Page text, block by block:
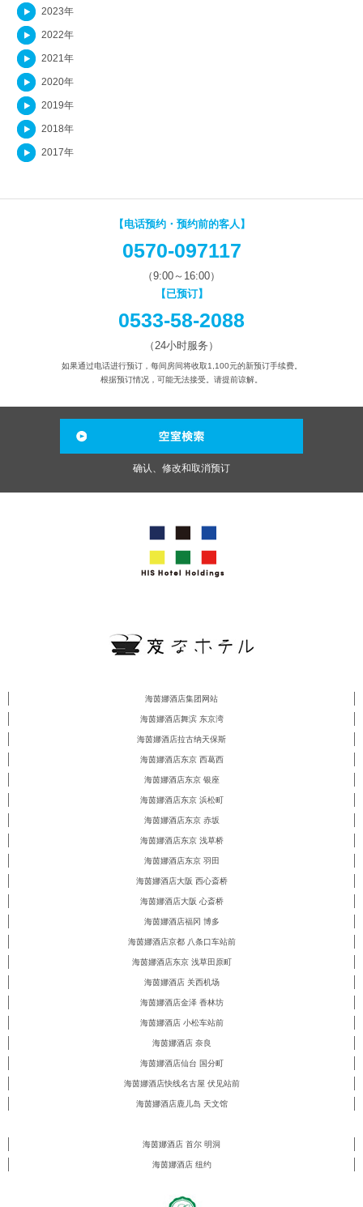
2023年
2022年
2021年
2020年
2019年
2018年
2017年
【电话预约・预约前的客人】
0570-097117
（9:00～16:00）
【已预订】
0533-58-2088
（24小时服务）
如果通过电话进行预订，每间房间将收取1,100元的新预订手续费。
根据预订情况，可能无法接受。请提前谅解。
确认、修改和取消预订
海茵娜酒店集团网站
海茵娜酒店舞滨 东京湾
海茵娜酒店拉古纳天保斯
海茵娜酒店东京 西葛西
海茵娜酒店东京 银座
海茵娜酒店东京 浜松町
海茵娜酒店东京 赤坂
海茵娜酒店东京 浅草桥
海茵娜酒店东京 羽田
海茵娜酒店大阪 西心斎桥
海茵娜酒店大阪 心斎桥
海茵娜酒店福冈 博多
海茵娜酒店京都 八条口车站前
海茵娜酒店东京 浅草田原町
海茵娜酒店 关西机场
海茵娜酒店金泽 香林坊
海茵娜酒店 小松车站前
海茵娜酒店 奈良
海茵娜酒店仙台 国分町
海茵娜酒店快线名古屋 伏见站前
海茵娜酒店鹿儿岛 天文馆
海茵娜酒店 首尔 明洞
海茵娜酒店 纽约